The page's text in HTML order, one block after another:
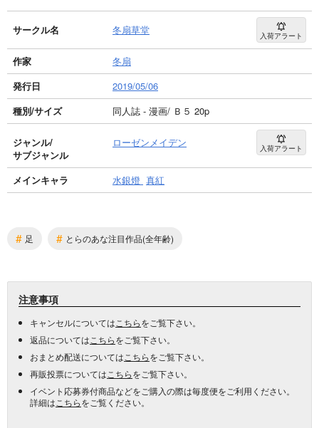
サークル名 冬扇草堂 入荷アラート
作家
冬扇
発行日
2019/05/06
種別/サイズ
同人誌 - 漫画/ Ｂ５ 20p
ジャンル/
サブジャンル
ローゼンメイデン 入荷アラート
メインキャラ 水銀燈 真紅
# 足 # とらのあな注目作品(全年齢)
注意事項
キャンセルについては こちらをご覧下さい。
返品については こちらをご覧下さい。
おまとめ配送については こちらをご覧下さい。
再販投票については こちらをご覧下さい。
イベント応募券付商品などをご購入の際は毎度便をご利用ください。
詳細は こちらをご覧ください。